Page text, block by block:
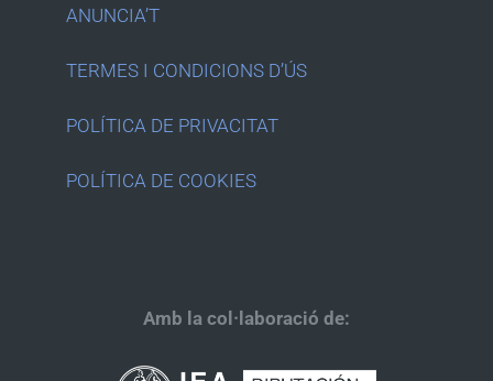
ANUNCIA’T
TERMES I CONDICIONS D’ÚS
POLÍTICA DE PRIVACITAT
POLÍTICA DE COOKIES
Amb la col·laboració de: